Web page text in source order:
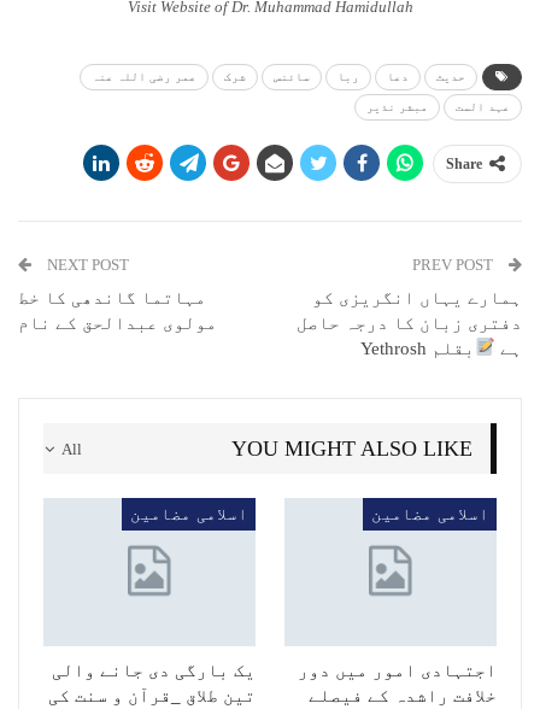
Visit Website of Dr. Muhammad Hamidullah
حدیث دعا ربا سائنس شرک عمر رضی اللہ عنہ
عہد الست مبشر نذیر
Share
ہمارے یہاں انگریزی کو
دفتری زبان کا درجہ حاصل
ہے
بقلم Yethrosh
NEXT POST
مہاتما گاندھی کا خط
مولوی عبدالحق کے نام
All YOU MIGHT ALSO LIKE
اسلامی مضامین
اجتہادی امور میں دور
خلافت راشدہ کے فیصلے
اسلامی مضامین
یک بارگی دی جانے والی
تین طلاق _قرآن و سنت کی